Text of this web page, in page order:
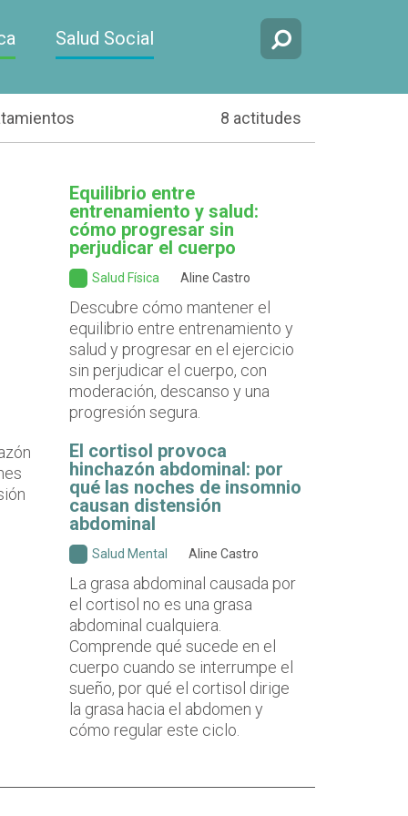
Salud Social
8 actitudes
Equilibrio entre
entrenamiento y salud:
cómo progresar sin
perjudicar el cuerpo
Salud Física Aline Castro
Descubre cómo mantener el
equilibrio entre entrenamiento y
salud y progresar en el ejercicio
sin perjudicar el cuerpo, con
moderación, descanso y una
progresión segura.
El cortisol provoca
hinchazón abdominal: por
qué las noches de insomnio
causan distensión
abdominal
Salud Mental Aline Castro
La grasa abdominal causada por
el cortisol no es una grasa
abdominal cualquiera.
Comprende qué sucede en el
cuerpo cuando se interrumpe el
sueño, por qué el cortisol dirige
la grasa hacia el abdomen y
cómo regular este ciclo.